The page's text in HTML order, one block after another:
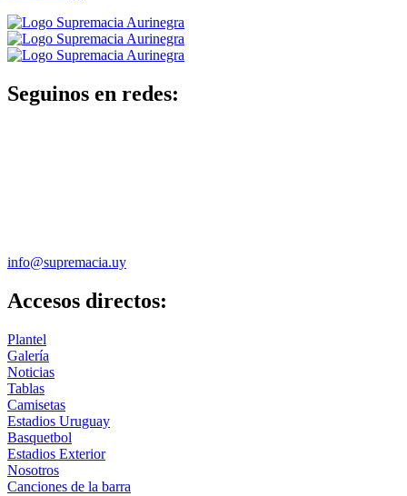
Seguinos en redes:
info@supremacia.uy
Accesos directos:
Plantel
Galería
Noticias
Tablas
Camisetas
Estadios Uruguay
Basquetbol
Estadios Exterior
Nosotros
Canciones de la barra